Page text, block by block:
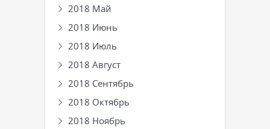
2018 Май
2018 Июнь
2018 Июль
2018 Август
2018 Сентябрь
2018 Октябрь
2018 Ноябрь